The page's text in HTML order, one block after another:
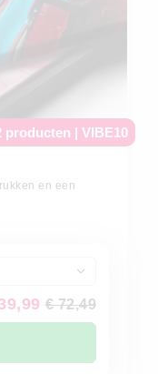
producten | VIBE10
en een
€ 72,49